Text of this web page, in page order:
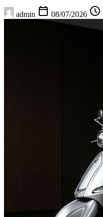
admin calendar_today 08/07/2026 schedule